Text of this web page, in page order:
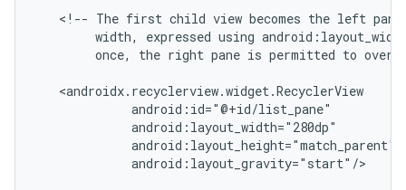
<!-- The first child view becomes the left
width,
expressed using
once,
the right pane is permitted to
android:layout_gravity="start"/>